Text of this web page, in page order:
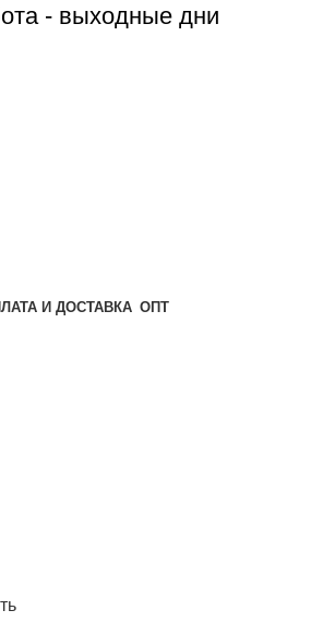
- выходные дни
И ДОСТАВКА ОПТ